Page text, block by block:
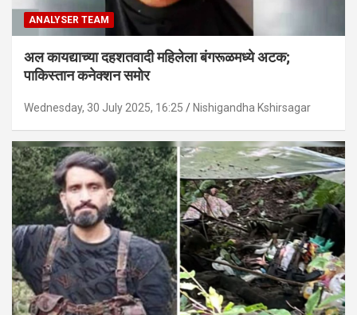
ANALYSER TEAM
अल कायद्याच्या दहशतवादी महिलेला बंगरूळमध्ये अटक;
पाकिस्तान कनेक्शन समोर
Wednesday, 30 July 2025, 16:25 Nishigandha Kshirsagar